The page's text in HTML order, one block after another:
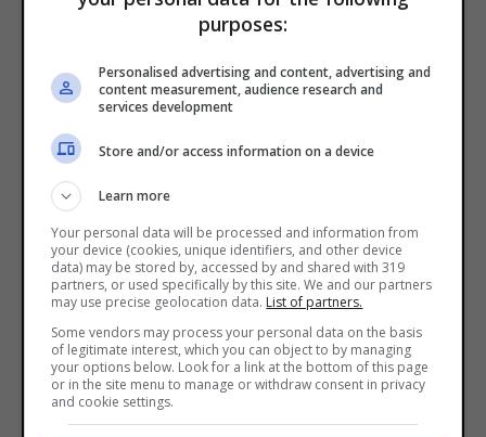
purposes:
Personalised advertising and content, advertising and
content measurement, audience research and
services development
Store and/or access information on a device
Learn more
Your personal data will be processed and information from
your device (cookies, unique identifiers, and other device
data) may be stored by, accessed by and shared with 319
partners, or used specifically by this site. We and our partners
may use precise geolocation data. List of partners.
Some vendors may process your personal data on the basis
of legitimate interest, which you can object to by managing
your options below. Look for a link at the bottom of this page
or in the site menu to manage or withdraw consent in privacy
and cookie settings.